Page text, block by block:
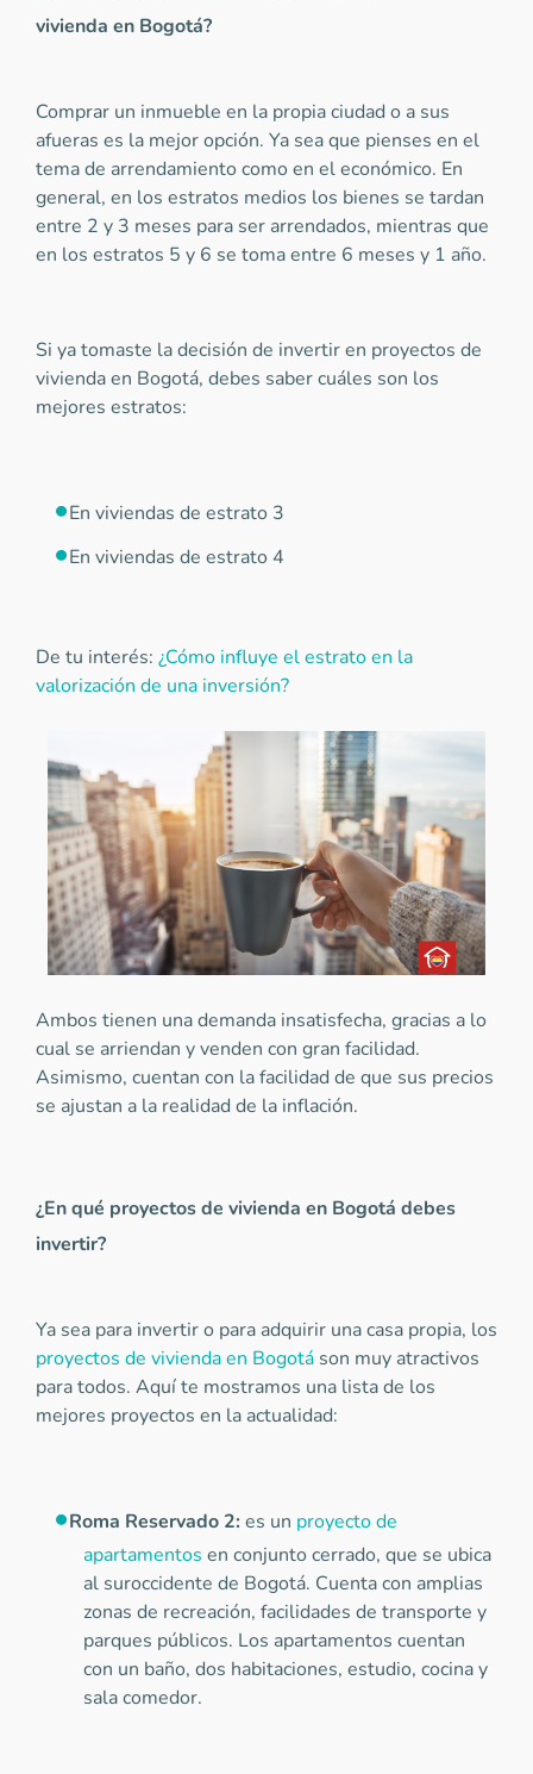
vivienda en Bogotá?
Comprar un inmueble en la propia ciudad o a sus
afueras es la mejor opción. Ya sea que pienses en el
tema de arrendamiento como en el económico. En
general, en los estratos medios los bienes se tardan
entre 2 y 3 meses para ser arrendados, mientras que
en los estratos 5 y 6 se toma entre 6 meses y 1 año.
Si ya tomaste la decisión de invertir en proyectos de
vivienda en Bogotá, debes saber cuáles son los
mejores estratos:
En viviendas de estrato 3
En viviendas de estrato 4
De tu interés: ¿Cómo influye el estrato en la
valorización de una inversión?
Ambos tienen una demanda insatisfecha, gracias a lo
cual se arriendan y venden con gran facilidad.
Asimismo, cuentan con la facilidad de que sus precios
se ajustan a la realidad de la inflación.
¿En qué proyectos de vivienda en Bogotá debes
invertir?
Ya sea para invertir o para adquirir una casa propia, los
proyectos de vivienda en Bogotá son muy atractivos
para todos. Aquí te mostramos una lista de los
mejores proyectos en la actualidad:
Roma Reservado 2:es un proyecto de
apartamentos en conjunto cerrado, que se ubica
al suroccidente de Bogotá. Cuenta con amplias
zonas de recreación, facilidades de transporte y
parques públicos. Los apartamentos cuentan
con un baño, dos habitaciones, estudio, cocina y
sala comedor.